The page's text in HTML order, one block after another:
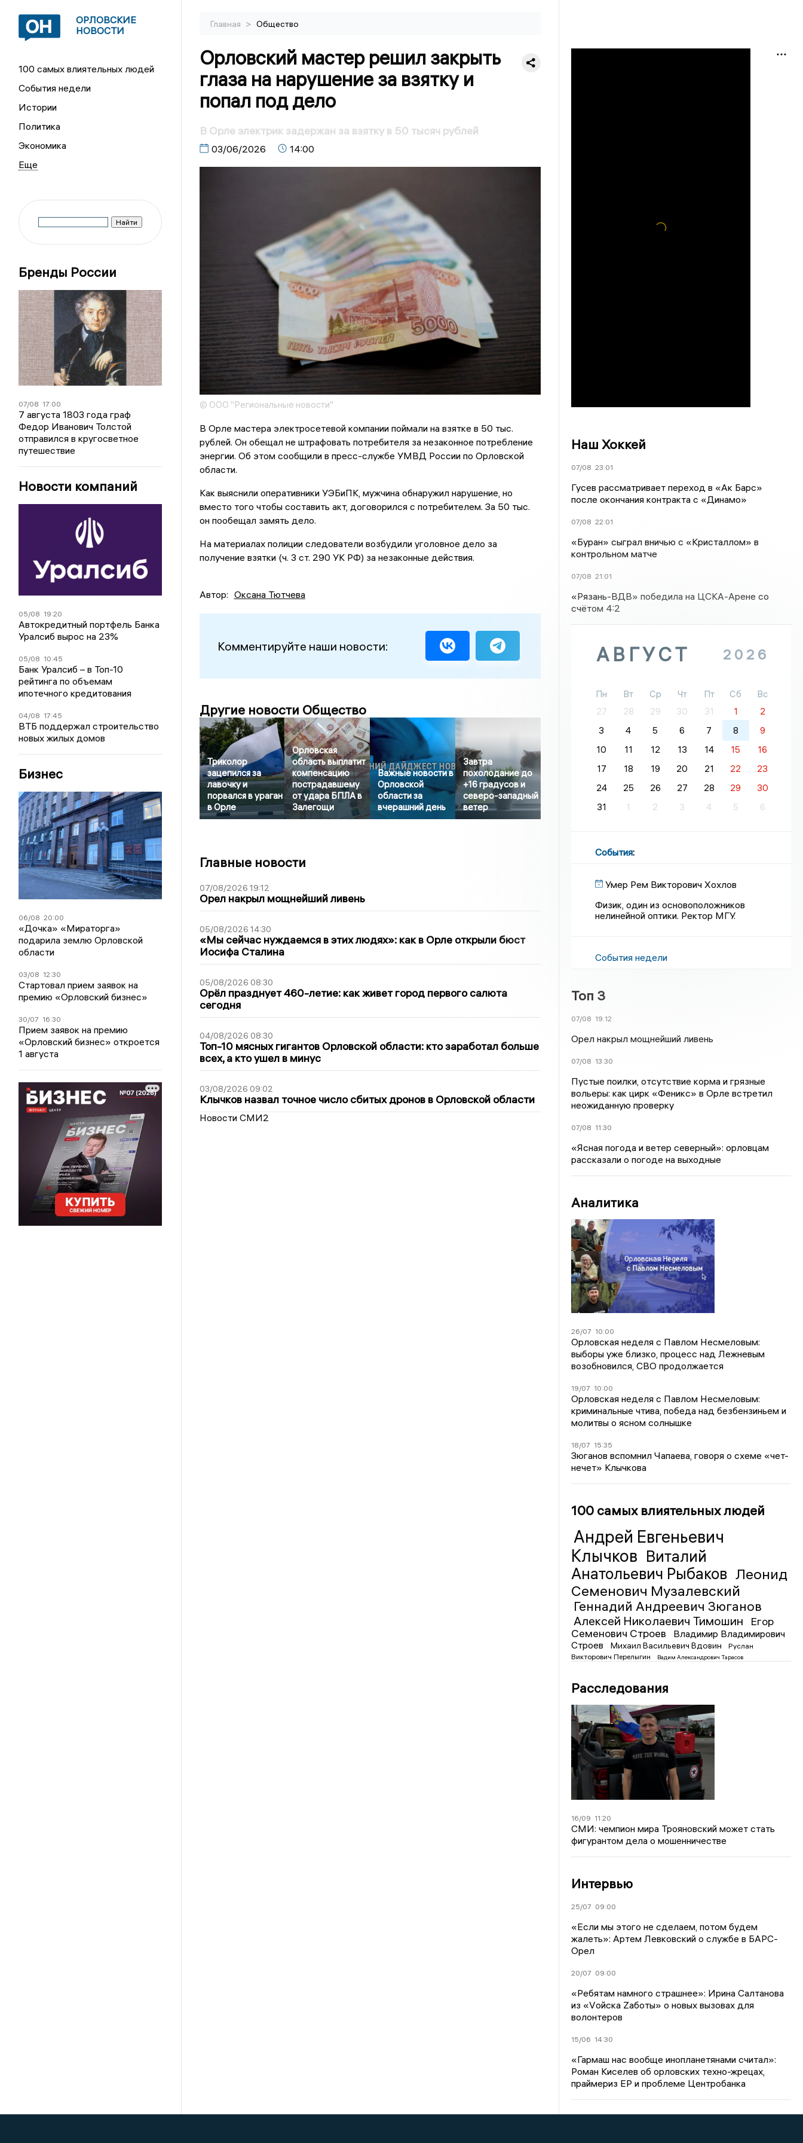
ОРЛОВСКИЕ
НОВОСТИ
100 самых влиятельных людей
События недели
Истории
Политика
Экономика
Бренды России
07/08 17:00
7 августа 1803 года граф
Федор Иванович Толстой
отправился в кругосветное
путешествие
Новости компаний
05/08 19:20
Автокредитный портфель Банка
Уралсиб вырос на 23%
05/08 10:45
Банк Уралсиб – в Топ-10
рейтинга по объемам
ипотечного кредитования
04/08 17:45
ВТБ поддержал строительство
новых жилых домов
Бизнес
06/08 20:00
«Дочка» «Мираторга»
подарила землю Орловской
области
03/08 12:30
Стартовал прием заявок на
премию «Орловский бизнес»
30/07 16:30
Прием заявок на премию
«Орловский бизнес» откроется
1 августа
Главная > Общество
Орловский мастер решил закрыть
глаза на нарушение за взятку и
попал под дело
В Орле электрик задержан за взятку в 50 тысяч рублей
03/06/2026 14:00
© ООО "Региональные новости"
В Орле мастера электросетевой компании поймали на взятке в 50 тыс.
рублей. Он обещал не штрафовать потребителя за незаконное потребление
энергии. Об этом сообщили в пресс-службе УМВД России по Орловской
области.
Как выяснили оперативники УЭБиПК, мужчина обнаружил нарушение, но
вместо того чтобы составить акт, договорился с потребителем. За 50 тыс.
он пообещал замять дело.
На материалах полиции следователи возбудили уголовное дело за
получение взятки (ч. 3 ст. 290 УК РФ) за незаконные действия.
Автор: Оксана Тютчева
Комментируйте наши новости:
Другие новости Общество
Триколор
зацепился за
лавочку и
порвался в ураган
в Орле
Орловская
область выплатит
компенсацию
пострадавшему
от удара БПЛА в
Залегощи
Важные новости в
Орловской
области за
вчерашний день
Завтра
похолодание до
+16 градусов и
северо-западный
ветер
Главные новости
07/08/2026 19:12
Орел накрыл мощнейший ливень
05/08/2026 14:30
«Мы сейчас нуждаемся в этих людях»: как в Орле открыли бюст
Иосифа Сталина
05/08/2026 08:30
Орёл празднует 460-летие: как живет город первого салюта
сегодня
04/08/2026 08:30
Топ-10 мясных гигантов Орловской области: кто заработал больше
всех, а кто ушел в минус
03/08/2026 09:02
Клычков назвал точное число сбитых дронов в Орловской области
Новости СМИ2
Наш Хоккей
07/08 23:01
Гусев рассматривает переход в «Ак Барс»
после окончания контракта с «Динамо»
07/08 22:01
«Буран» сыграл вничью с «Кристаллом» в
контрольном матче
07/08 21:01
«Рязань-ВДВ» победила на ЦСКА-Арене со
счётом 4:2
АВГУСТ 2026
Пн Вт Ср Чт Пт Сб
Вс
27
28 29 30 31 1
2
3
4 5 6 7 8
9
10
11 12 13 14 15
16
17
18 19 20 21 22
23
24
25 26 27 28 29
30
31
1 2 3 4 5 6
События:
Умер Рем Викторович Хохлов
Физик, один из основоположников
нелинейной оптики. Ректор МГУ.
События недели
Топ 3
07/08 19:12
Орел накрыл мощнейший ливень
07/08 13:30
Пустые поилки, отсутствие корма и грязные
вольеры: как цирк «Феникс» в Орле встретил
неожиданную проверку
07/08 11:30
«Ясная погода и ветер северный»: орловцам
рассказали о погоде на выходные
Аналитика
26/07 10:00
Орловская неделя с Павлом Несмеловым:
выборы уже близко, процесс над Лежневым
возобновился, СВО продолжается
19/07 10:00
Орловская неделя с Павлом Несмеловым:
криминальные чтива, победа над безбензиньем и
молитвы о ясном солнышке
18/07 15:35
Зюганов вспомнил Чапаева, говоря о схеме «чет-
нечет» Клычкова
100 самых влиятельных людей
Андрей Евгеньевич
Клычков Виталий
Анатольевич Рыбаков Леонид
Семенович Музалевский
Геннадий Андреевич Зюганов
Алексей Николаевич Тимошин
Егор
Семенович Строев
Владимир Владимирович
Строев
Михаил Васильевич Вдовин
Руслан
Викторович Перелыгин
Вадим Александрович Тарасов
Расследования
16/09 11:20
СМИ: чемпион мира Трояновский может стать
фигурантом дела о мошенничестве
Интервью
25/07 09:00
«Если мы этого не сделаем, потом будем
жалеть»: Артем Левковский о службе в БАРС-
Орел
20/07 09:00
«Ребятам намного страшнее»: Ирина Салтанова
из «Vойска Zаботы» о новых вызовах для
волонтеров
15/06 14:30
«Гармаш нас вообще инопланетянами считал»:
Роман Киселев об орловских техно-жрецах,
праймериз ЕР и проблеме Центробанка